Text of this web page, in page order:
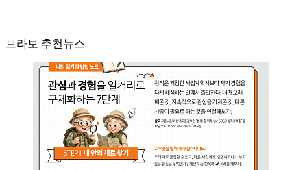
브라보 추천뉴스